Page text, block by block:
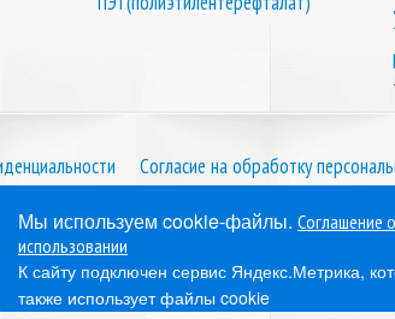
Мы используем cookie-файлы. Соглашение
использовании
К сайту подключен сервис Яндекс.Метрика,
также использует файлы cookie
Согласие на обработку